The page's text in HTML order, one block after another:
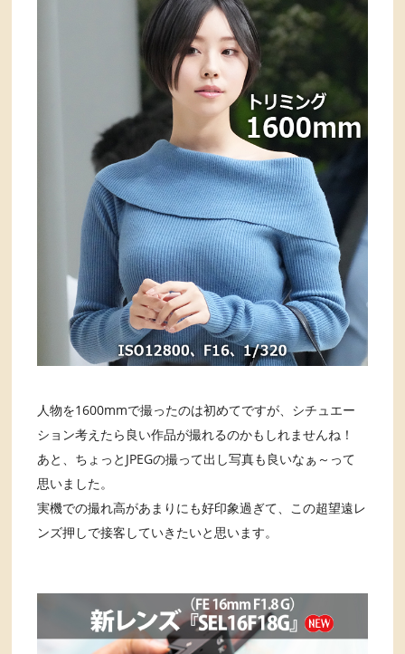
人物を1600mmで撮ったのは初めてですが、シチュエー
ション考えたら良い作品が撮れるのかもしれませんね！
あと、ちょっとJPEGの撮って出し写真も良いなぁ～って
思いました。
実機での撮れ高があまりにも好印象過ぎて、この超望遠レ
ンズ押しで接客していきたいと思います。